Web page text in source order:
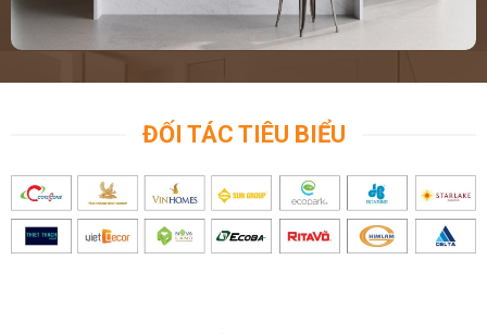
ĐỐI TÁC TIÊU BIỂU